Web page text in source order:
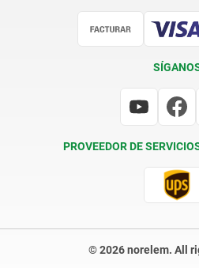
PROVEEDOR DE
© 2026 norelem. All